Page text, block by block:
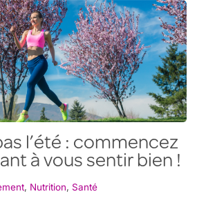
l’été : commencez
à vous sentir bien !
, Nutrition, Santé